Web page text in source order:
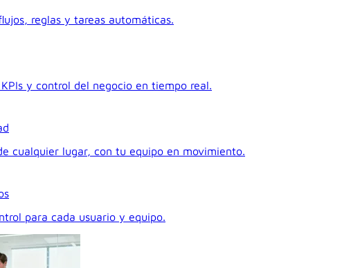
reglas y tareas automáticas.
y control del negocio en tiempo real.
cualquier lugar, con tu equipo en movimiento.
para cada usuario y equipo.